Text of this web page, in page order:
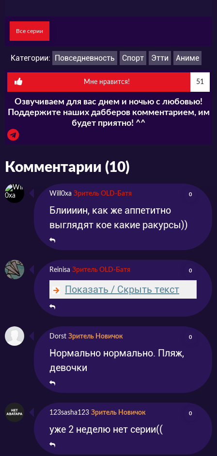
Все серии
Категории: Повседневность Спорт Этти Аниме
Мне нравится! 51
Озвучиваем для вас днем и ночью с любовью!
Поддержите наших дабберов комментарием, им
будет приятно! ^^
Комментарии (10)
Will0xa Зритель OLD-Батя 0
Блиииин, как же аппетитно
выглядят кое какие ракурсы))
Reinisa Зритель OLD-Батя 0
Показать / Скрыть текст
Dorst Зритель Новичок 0
Нормально нормально. Пляж,
девочки
123sasha123 Зритель Новичок 0
уже 2 неделю нет серии((